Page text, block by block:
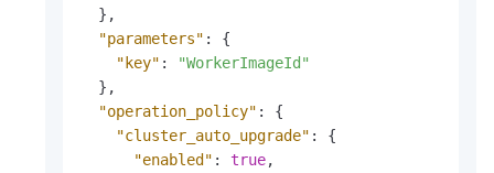
} ,
"parameters" :
{
"key" :
"WorkerImageId"
} ,
"operation_policy" :
{
"cluster_auto_upgrade" :
{
"enabled" : true,